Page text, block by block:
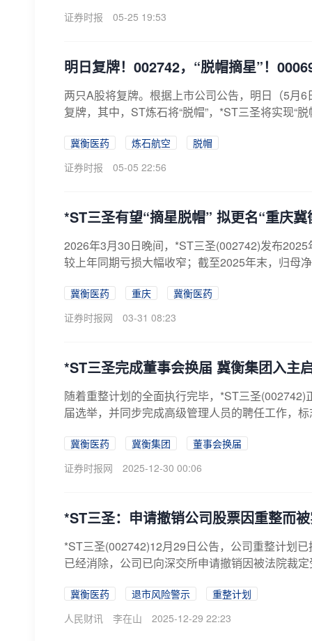
证券时报
05-25 19:53
明日复牌！002742，“脱帽摘星”！
两只A股将复牌。根据上市公司公告，明日（5月
复牌，其中，ST炼石将“脱帽”，*ST三圣将实现“脱
冀衡医药 炼石航空
脱帽
证券时报
05-05 22:56
*ST三圣有望“摘星脱帽” 拟更名“重庆
2026年3月30日晚间，*ST三圣(002742)发布
较上年同期亏损大幅收窄；截至2025年末，归母
冀衡医药 重庆
冀衡医药
证券时报网
03-31 08:23
*ST三圣完成董事会换届 冀衡集团入主
随着重整计划的全面执行完毕，*ST三圣
届选举，并同步完成高级管理人员的聘任工作，
冀衡医药 冀衡集团
董事会换届
证券时报网
2025-12-30 00:06
*ST三圣：申请撤销公司股票因重整而
*ST三圣(002742)12月29日公告，公司重整计划
已经消除，公司已向深交所申请撤销因被法院裁
冀衡医药 退市风险警示
重整计划
人民财讯
李在山 2025-12-29 22:23